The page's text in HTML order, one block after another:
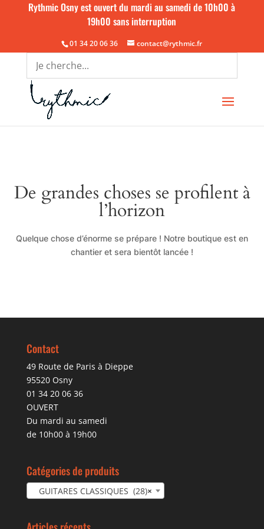
Rythmic Osny est ouvert du mardi au samedi de 10h00 à
19h00 sans interruption
01 34 20 06 36 contact@rythmic.fr
De grandes choses se profilent à
l’horizon
Quelque chose d’énorme se prépare ! Notre boutique est en
chantier et sera bientôt lancée !
Contact
49 Route de Paris à Dieppe
95520 Osny
01 34 20 06 36
OUVERT
Du mardi au samedi
de 10h00 à 19h00
Catégories de produits
×
GUITARES CLASSIQUES (28)